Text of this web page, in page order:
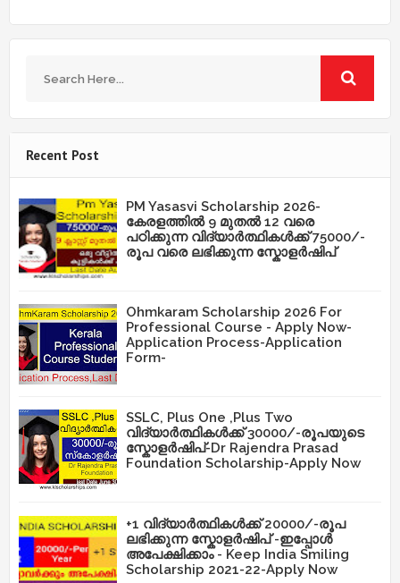
Recent Post
PM Yasasvi Scholarship 2026-
കേരളത്തിൽ 9 മുതൽ 12 വരെ
പഠിക്കുന്ന വിദ്യാർത്ഥികൾക്ക് 75000/-
രൂപ വരെ ലഭിക്കുന്ന സ്കോളർഷിപ്
Ohmkaram Scholarship 2026 For
Professional Course - Apply Now-
Application Process-Application
Form-
SSLC, Plus One ,Plus Two
വിദ്യാർത്ഥികൾക്ക് 30000/-രൂപയുടെ
സ്കോളർഷിപ്-Dr Rajendra Prasad
Foundation Scholarship-Apply Now
+1 വിദ്യാർത്ഥികൾക്ക് 20000/-രൂപ
ലഭിക്കുന്ന സ്കോളർഷിപ് -ഇപ്പോൾ
അപേക്ഷിക്കാം - Keep India Smiling
Scholarship 2021-22-Apply Now